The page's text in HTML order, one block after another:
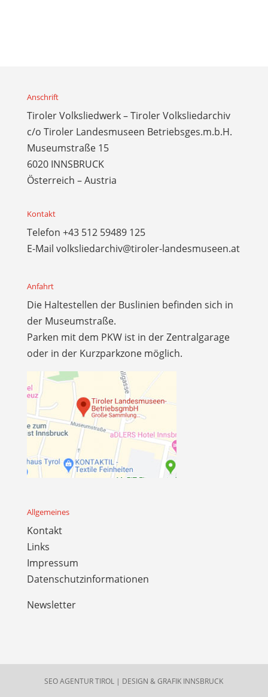
Anschrift
Tiroler Volksliedwerk – Tiroler Volksliedarchiv
c/o Tiroler Landesmuseen Betriebsges.m.b.H.
Museumstraße 15
6020 INNSBRUCK
Österreich – Austria
Kontakt
Telefon +43 512 59489 125
E-Mail volksliedarchiv@tiroler-landesmuseen.at
Anfahrt
Die Haltestellen der Buslinien befinden sich in
der Museumstraße.
Parken mit dem PKW ist in der Zentralgarage
oder in der Kurzparkzone möglich.
Allgemeines
Kontakt
Links
Impressum
Datenschutzinformationen
Newsletter
SEO AGENTUR TIROL | DESIGN & GRAFIK INNSBRUCK